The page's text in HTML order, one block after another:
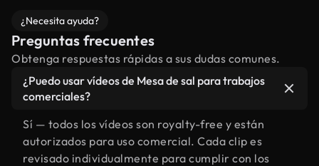
¿Necesita ayuda?
Preguntas frecuentes
Obtenga respuestas rápidas a sus dudas comunes.
¿Puedo usar vídeos de Mesa de sal para trabajos
comerciales?
Sí — todos los vídeos son royalty-free y están
autorizados para uso comercial. Cada clip es
revisado individualmente para cumplir con los